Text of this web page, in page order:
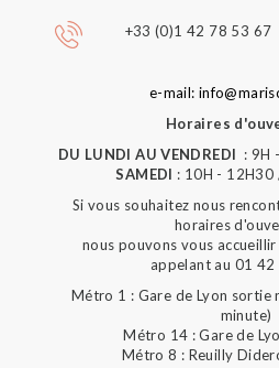
+33 (0)1 42 78 53 67
e-mail:
Horaires
DU LUNDI AU VENDREDI : 9H
SAMEDI : 10H -
Si vous souhaitez nous
horaires
nous pouvons vous
appelant au 01
Métro 1 : Gare de Lyon sortie
minute)
Métro 14 : Gare de
Métro 8 : Reuilly